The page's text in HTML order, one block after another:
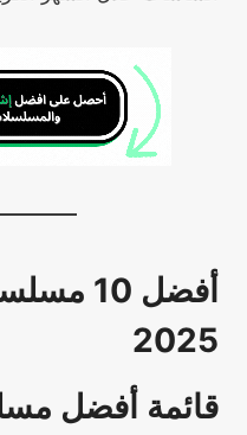
أفضل
2025
قائمة أفضل